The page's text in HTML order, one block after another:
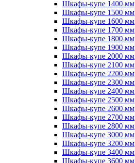
Шкафы-купе 1400 мм
Шкафы-купе 1500 мм
Шкафы-купе 1600 мм
Шкафы-купе 1700 мм
Шкафы-купе 1800 мм
Шкафы-купе 1900 мм
Шкафы-купе 2000 мм
Шкафы-купе 2100 мм
Шкафы-купе 2200 мм
Шкафы-купе 2300 мм
Шкафы-купе 2400 мм
Шкафы-купе 2500 мм
Шкафы-купе 2600 мм
Шкафы-купе 2700 мм
Шкафы-купе 2800 мм
Шкафы-купе 3000 мм
Шкафы-купе 3200 мм
Шкафы-купе 3400 мм
Шкафы-купе 3600 мм